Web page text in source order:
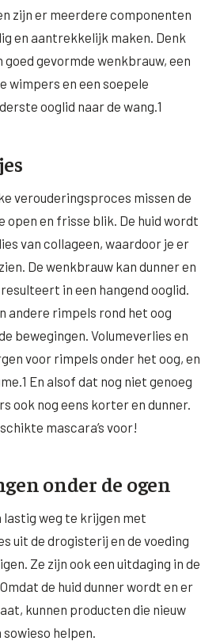
zijn er meerdere componenten
en aantrekkelijk maken. Denk
gevormde wenkbrauw, een
wimpers en een soepele
ooglid naar de wang.1
verouderingsproces missen de
open en frisse blik. De huid wordt
van collageen, waardoor je er
De wenkbrauw kan dunner en
in een hangend ooglid.
andere rimpels rond het oog
bewegingen. Volumeverlies en
voor rimpels onder het oog, en
En alsof dat nog niet genoeg
ook nog eens korter en dunner.
mascara’s voor!
onder de ogen
lastig weg te krijgen met
uit de drogisterij en de voeding
Ze zijn ook een uitdaging in de
de huid dunner wordt en er
kunnen producten die nieuw
helpen.